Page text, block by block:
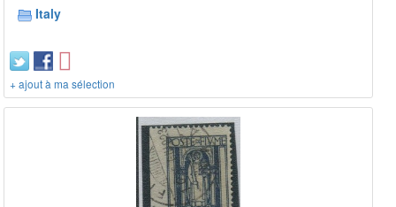
Italy
+ ajout à ma sélection